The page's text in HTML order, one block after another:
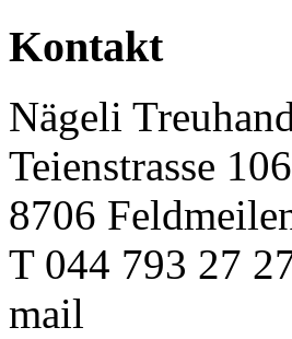
Kontakt
Nägeli
Teienstrasse 106
8706
T 044 793 27
mail